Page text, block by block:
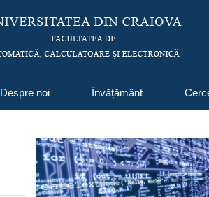
Despre noi Învățământ